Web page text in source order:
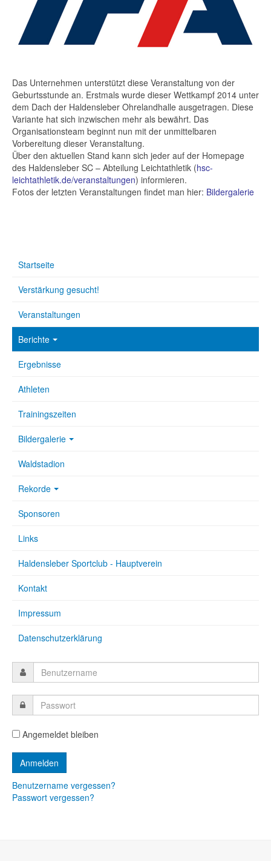
Das Unternehmen unterstützt diese Veranstaltung von der
Geburtsstunde an. Erstmals wurde dieser Wettkampf 2014 unter
dem Dach der Haldensleber Ohrelandhalle ausgetragen. Diese
Variante hat sich inzwischen mehr als bewährt. Das
Organisationsteam beginnt nun mit der unmittelbaren
Vorbereitung dieser Veranstaltung.
Über den aktuellen Stand kann sich jeder auf der Homepage
des Haldensleber SC – Abteilung Leichtathletik (hsc-
leichtathletik.de/veranstaltungen) informieren.
Fotos der letzten Veranstaltungen findet man hier: Bildergalerie
Startseite
Verstärkung gesucht!
Veranstaltungen
Berichte
Ergebnisse
Athleten
Trainingszeiten
Bildergalerie
Waldstadion
Rekorde
Sponsoren
Links
Haldensleber Sportclub - Hauptverein
Kontakt
Impressum
Datenschutzerklärung
Angemeldet bleiben
Benutzername vergessen?
Passwort vergessen?